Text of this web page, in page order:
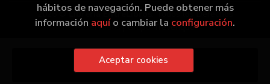
Añadir a mi cesta
2026 ©Librería EntreLibros . Todos los Derechos
Reservados |Grupo Trevenque
hábitos de navegación. Puede obtener más
información aquío cambiar la configuración.
Aceptar cookies